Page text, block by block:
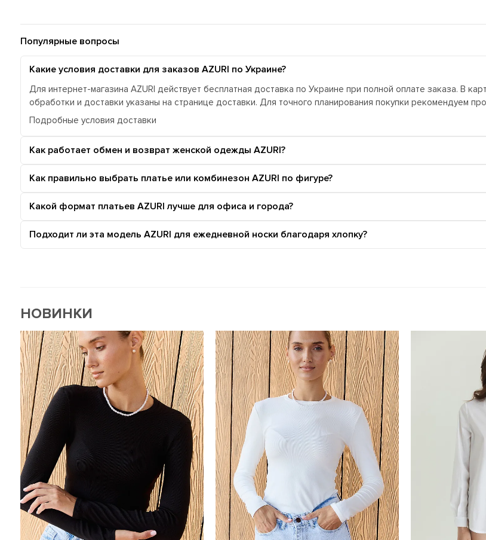
Популярные вопросы
Какие условия доставки для заказов AZURI по Украине?
Для интернет-магазина AZURI действует бесплатная доставка по Украине при полной оплате заказа. В
обработки и доставки указаны на странице доставки. Для точного планирования покупки рекомендуем
Подробные условия доставки
Как работает обмен и возврат женской одежды AZURI?
Как правильно выбрать платье или комбинезон AZURI по фигуре?
Какой формат платьев AZURI лучше для офиса и города?
Подходит ли эта модель AZURI для ежедневной носки благодаря хлопку?
НОВИНКИ